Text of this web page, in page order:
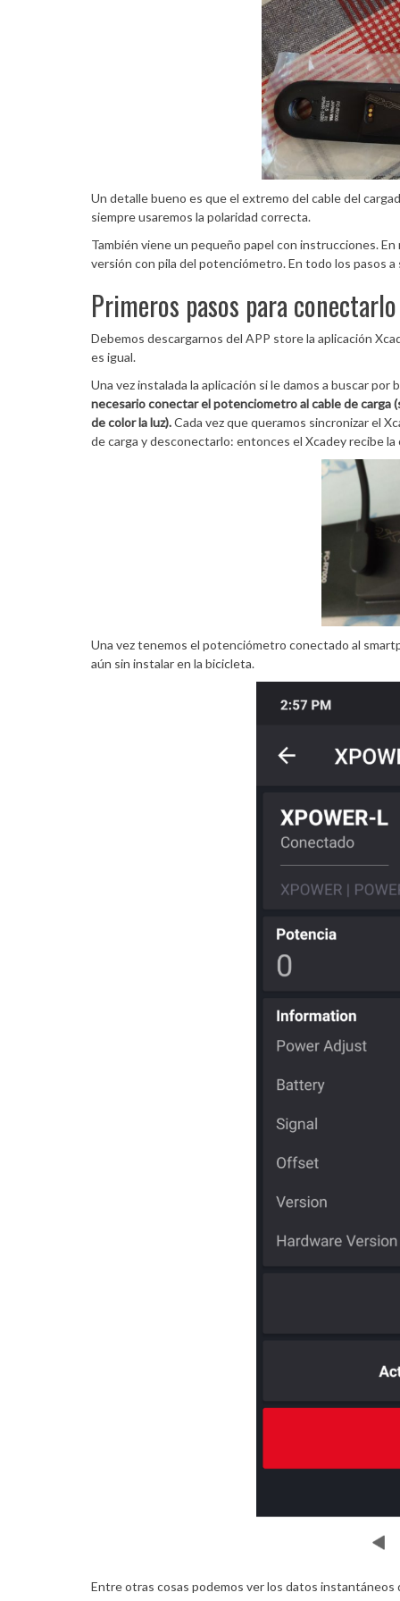
Un detalle bueno es que el extremo del cable del
siempre usaremos la polaridad correcta.
También viene un pequeño papel con instrucciones.
versión con pila del potenciómetro. En todo los pasos
Primeros pasos para
Debemos descargarnos del APP store la aplicación
es igual.
Una vez instalada la aplicación si le damos a buscar
necesario conectar el potenciometro al cable de carga
de color la luz).Cada vez que queramos sincronizar el
de carga y desconectarlo: entonces el Xcadey recibe
Una vez tenemos el potenciómetro conectado al
aún sin instalar en la bicicleta.
Entre otras cosas podemos ver los datos instantáneos